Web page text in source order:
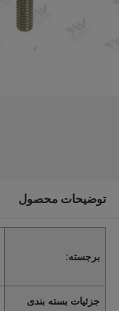
توضیحات محصول
برجسته:
جزئیات بسته بندی